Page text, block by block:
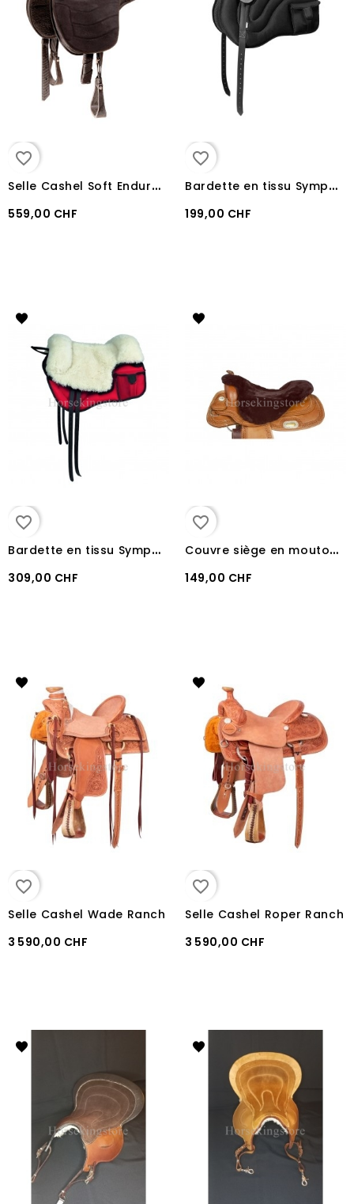
favorite_border
S
elle Cashel Soft Endurance G2 Black
559,00 CHF
favorite_border
B
ardette en tissu Sympa TexTech avec sacoches
199,00 CHF
favorite_border
B
ardette en tissu Sympa TexTech / siège Laine et sacoches
309,00 CHF
favorite_border
C
ouvre siège en mouton pour selle western
149,00 CHF
favorite_border
Selle Cashel Wade Ranch
3 590,00 CHF
favorite_border
Selle Cashel Roper Ranch
3 590,00 CHF